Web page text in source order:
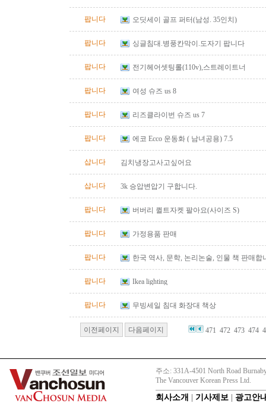
팝니다 오딧세이 골프 퍼터(남성. 35인치)
팝니다 싱글침대.병풍칸막이.도자기 팝니다
팝니다 전기헤어셋팅롤(110v),스트레이트너
팝니다 여성 슈즈 us 8
팝니다 리즈클라이번 슈즈 us 7
팝니다 에코 Ecco 운동화 ( 남녀공용) 7.5
삽니다 김치냉장고사고싶어요
삽니다 3k 승압변압기 구합니다.
팝니다 버버리 퀼트자켓 팔아요(사이즈 S)
팝니다 가정용품 판매
팝니다 한국 역사, 문학, 논리논술, 인물 책 판매합
팝니다 Ikea lighting
팝니다 무빙세일 침대 화장대 책상
이전페이지 다음페이지 471 472 473 474
주소: 331A-4501 North Road
The Vancouver Korean Press Ltd.
회사소개 기사제보 광고안